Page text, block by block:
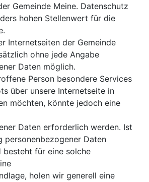
Gemeinde Meine. Datenschutz
hohen Stellenwert für die
Internetseiten der Gemeinde
ohne jede Angabe
Daten möglich.
Person besondere Services
über unsere Internetseite in
möchten, könnte jedoch eine
Daten erforderlich werden. Ist
personenbezogener Daten
für eine solche
holen wir generell eine